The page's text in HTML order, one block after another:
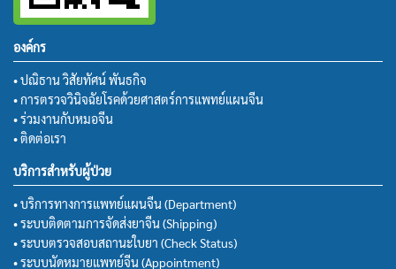
องค์กร
• ปณิธาน วิสัยทัศน์ พันธกิจ
• การตรวจวินิจฉัยโรคด้วยศาสตร์การแพทย์แผนจีน
• ร่วมงานกับหมอจีน
• ติดต่อเรา
บริการสำหรับผู้ป่วย
• บริการทางการแพทย์แผนจีน (Department)
• ระบบติดตามการจัดส่งยาจีน (Shipping)
• ระบบตรวจสอบสถานะใบยา (Check Status)
• ระบบนัดหมายแพทย์จีน (Appointment)